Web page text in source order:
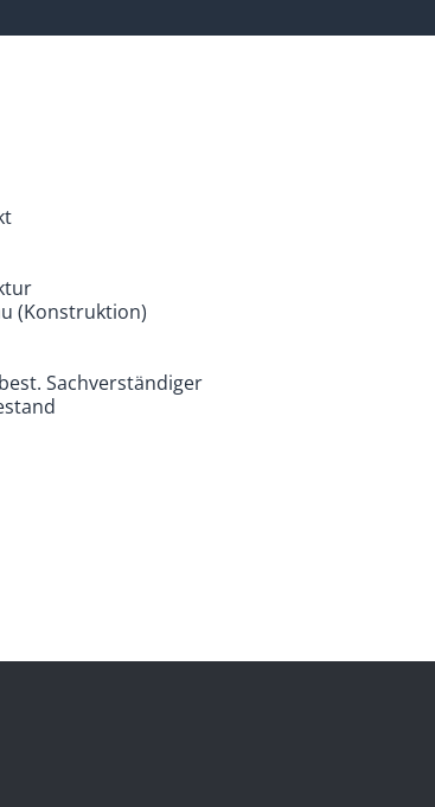
(Konstruktion)
Sachverständiger